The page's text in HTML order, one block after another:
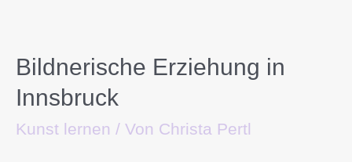
Bildnerische Erziehung in
Innsbruck
Kunst lernen / Von Christa Pertl